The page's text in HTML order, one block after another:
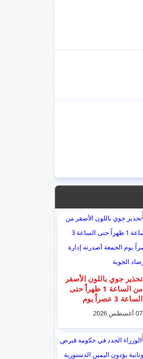
تحذير جوي باللون الأصفر
من الساعة 1 ظهراً حتى
الساعة 3 عصراً يوم
الجمعة أصدرته إدارة
الأرصاد الجوية
07 أغسطس 2026